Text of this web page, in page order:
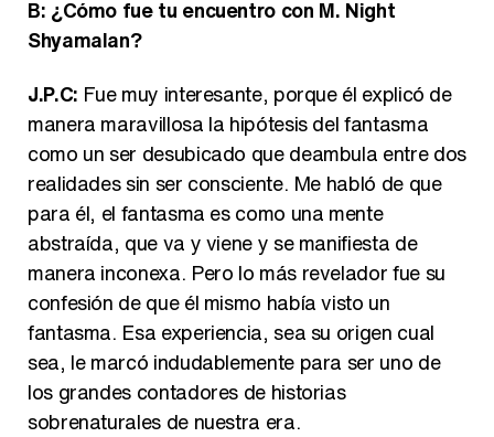
B: ¿Cómo fue tu encuentro con M. Night
Shyamalan?
J.P.C: Fue muy interesante, porque él explicó de
manera maravillosa la hipótesis del fantasma
como un ser desubicado que deambula entre dos
realidades sin ser consciente. Me habló de que
para él, el fantasma es como una mente
abstraída, que va y viene y se manifiesta de
manera inconexa. Pero lo más revelador fue su
confesión de que él mismo había visto un
fantasma. Esa experiencia, sea su origen cual
sea, le marcó indudablemente para ser uno de
los grandes contadores de historias
sobrenaturales de nuestra era.